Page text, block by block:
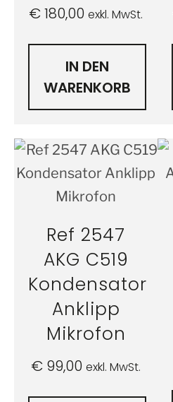
€180,00 exkl. MwSt.
IN DEN
WARENKORB
Ref 2547
AKG C519
Kondensator
Anklipp
Mikrofon
€ 99,00 exkl. MwSt.